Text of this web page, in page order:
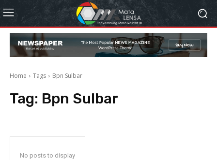
Home Tags Bpn Sulbar
Tag: Bpn Sulbar
No posts to display